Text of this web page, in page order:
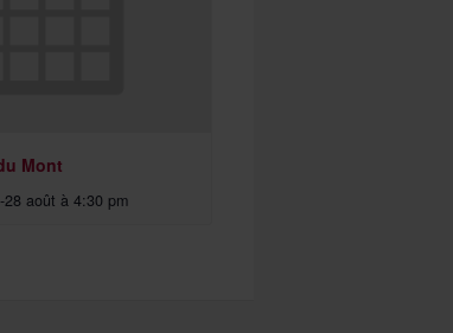
Mont
-28 août à 4:30 pm